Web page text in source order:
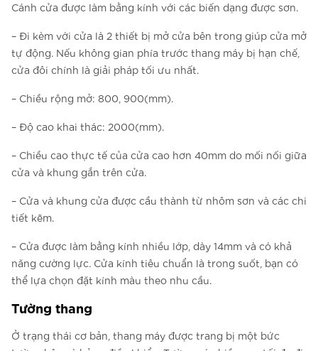
Cánh cửa được làm bằng kính với các biến dạng được sơn.
– Đi kèm với cửa là 2 thiết bị mở cửa bên trong giúp cửa mở
tự động. Nếu không gian phía trước thang máy bị hạn chế,
cửa đôi chính là giải pháp tối ưu nhất.
– Chiều rộng mở: 800, 900(mm).
– Độ cao khai thác: 2000(mm).
– Chiều cao thực tế của cửa cao hơn 40mm do mối nối giữa
cửa và khung gắn trên cửa.
– Cửa và khung cửa được cầu thành từ nhôm sơn và các chi
tiết kẽm.
– Cửa được làm bằng kính nhiều lớp, dày 14mm và có khả
năng cường lực. Cửa kính tiêu chuẩn là trong suốt, bạn có
thể lựa chọn đặt kính màu theo nhu cầu.
Tường thang
Ở trạng thái cơ bản, thang máy được trang bị một bức